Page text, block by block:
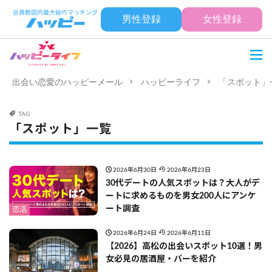
男性登録 女性登録
出会い恋愛のハッピーメール ハッピーライフ 「スポット
TAG
「スポット」一覧
恋活
2026年6月30日 2026年6月23日
30代デートの人気スポットは？大人がデ
ートに求めるものを男女200人にアンケ
ート調査
2026年6月24日 2026年6月11日
【2026】高松の出会いスポット10選！男
女必見の居酒屋・バーを紹介